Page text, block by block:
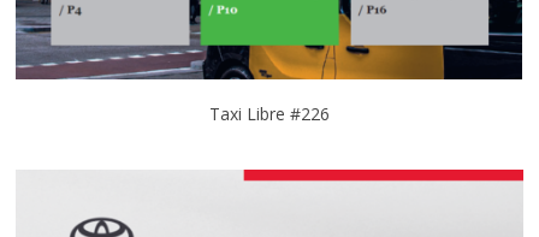
Taxi Libre #226